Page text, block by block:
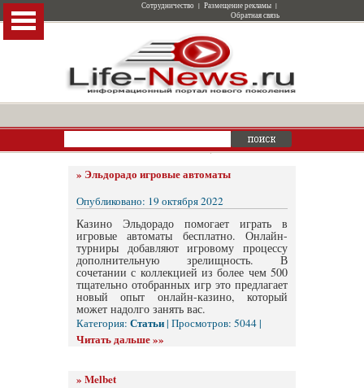
Сотрудничество | Размещение рекламы |
Обратная связь
» Эльдорадо игровые автоматы
Опубликовано: 19 октября 2022
Казино Эльдорадо помогает играть в
игровые автоматы бесплатно. Онлайн-
турниры добавляют игровому процессу
дополнительную зрелищность. В
сочетании с коллекцией из более чем 500
тщательно отобранных игр это предлагает
новый опыт онлайн-казино, который
может надолго занять вас.
Категория: Статьи| Просмотров: 5044 |
Читать дальше »»
» Melbet